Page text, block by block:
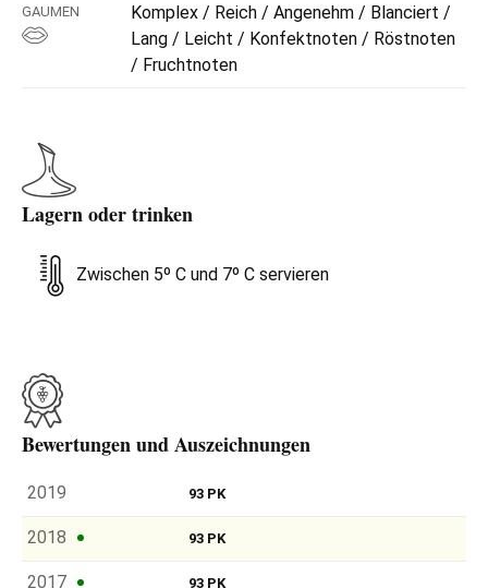
GAUMEN
Komplex / Reich / Angenehm / Blanciert /
Lang / Leicht / Konfektnoten / Röstnoten
/ Fruchtnoten
Lagern oder trinken
Zwischen 5º C und 7º C servieren
Bewertungen und Auszeichnungen
2019 93 PK
2018 93 PK
2017 93 PK